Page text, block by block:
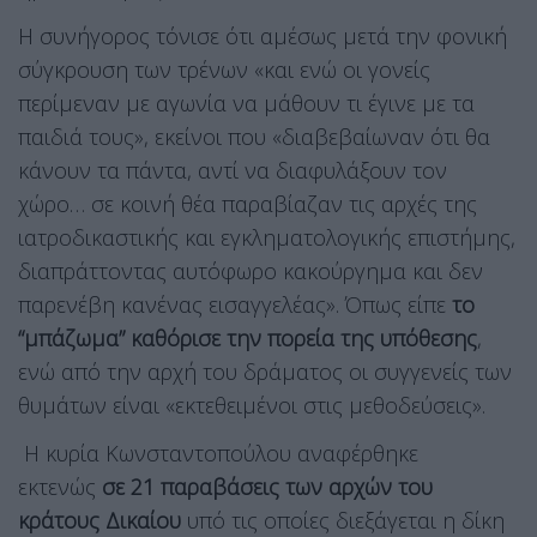
Η συνήγορος τόνισε ότι αμέσως μετά την φονική
σύγκρουση των τρένων «και ενώ οι γονείς
περίμεναν με αγωνία να μάθουν τι έγινε με τα
παιδιά τους», εκείνοι που «διαβεβαίωναν ότι θα
κάνουν τα πάντα, αντί να διαφυλάξουν τον
χώρο… σε κοινή θέα παραβίαζαν τις αρχές της
ιατροδικαστικής και εγκληματολογικής επιστήμης,
διαπράττοντας αυτόφωρο κακούργημα και δεν
παρενέβη κανένας εισαγγελέας». Όπως είπε το
“μπάζωμα” καθόρισε την πορεία της υπόθεσης,
ενώ από την αρχή του δράματος οι συγγενείς των
θυμάτων είναι «εκτεθειμένοι στις μεθοδεύσεις».
Η κυρία Κωνσταντοπούλου αναφέρθηκε
εκτενώς σε 21 παραβάσεις των αρχών του
κράτους Δικαίου υπό τις οποίες διεξάγεται η δίκη